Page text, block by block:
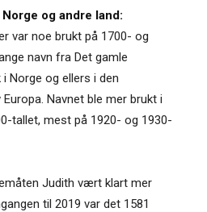
og andre land:
var noe brukt på 1700- og
navn fra Det gamle
Norge og ellers i den
Navnet ble mer brukt i
tallet, mest på 1920- og 1930-
Judith vært klart mer
til 2019 var det 1581